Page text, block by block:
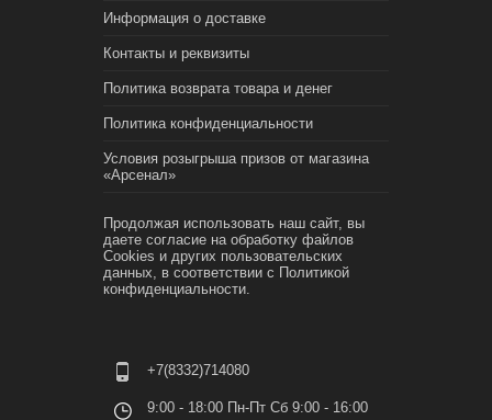
Информация о доставке
Контакты и реквизиты
Политика возврата товара и денег
Политика конфиденциальности
Условия розыгрыша призов от магазина
«Арсенал»
Продолжая использовать наш сайт, вы
даете согласие на обработку файлов
Cookies и других пользовательских
данных, в соответствии с Политикой
конфиденциальности.
+7(8332)714080
9:00 - 18:00 Пн-Пт Сб 9:00 - 16:00